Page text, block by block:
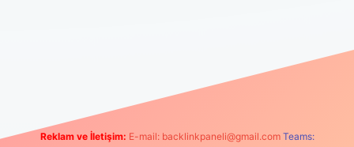
Reklam ve İletişim: E-mail: backlinkpaneli@gmail.com Teams: